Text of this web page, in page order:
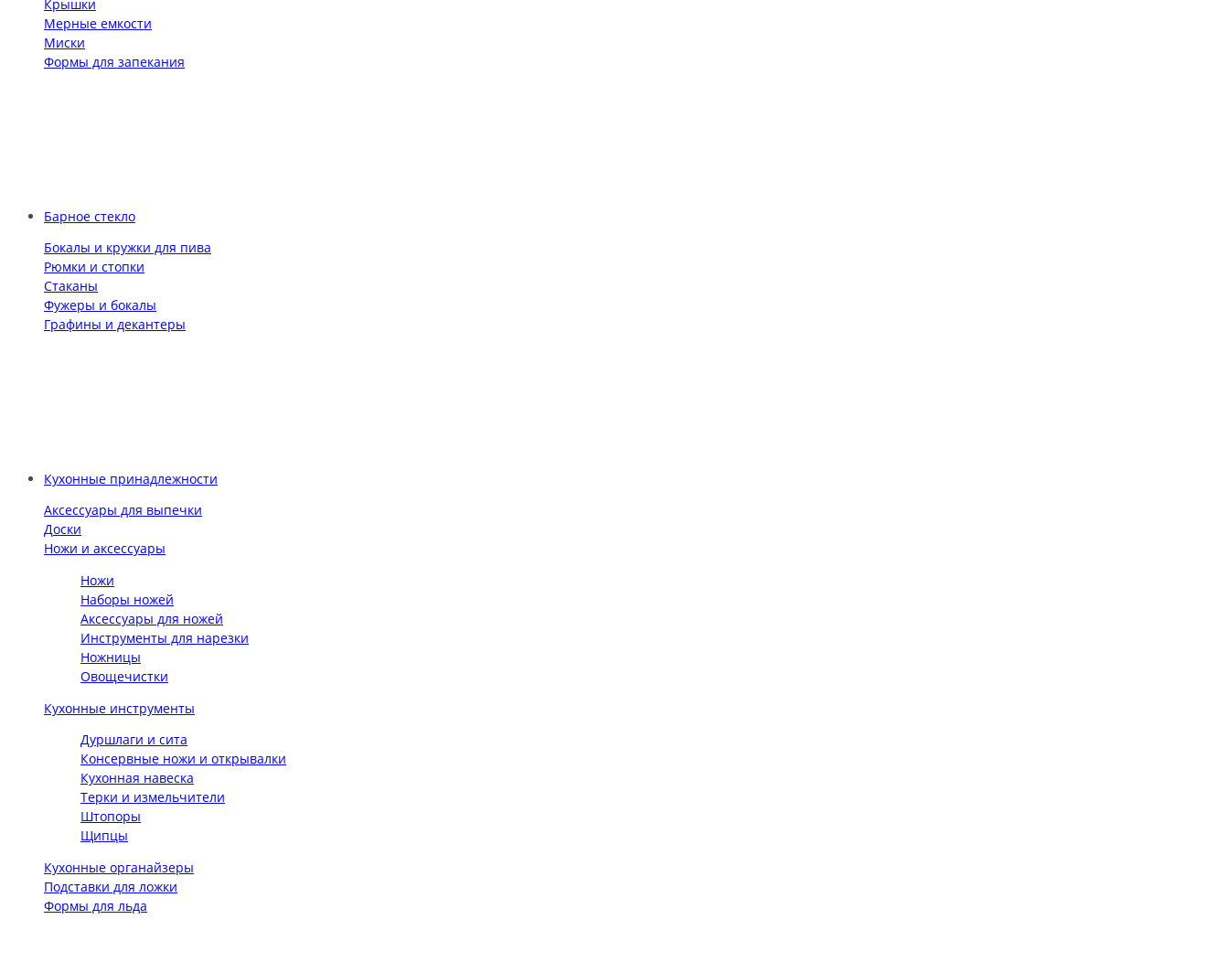
Крышки
Мерные емкости
Миски
Формы для запекания
Барное стекло
Бокалы и кружки для пива
Рюмки и стопки
Стаканы
Фужеры и бокалы
Графины и декантеры
Кухонные принадлежности
Аксессуары для выпечки
Доски
Ножи и аксессуары
Ножи
Наборы ножей
Аксессуары для ножей
Инструменты для нарезки
Ножницы
Овощечистки
Кухонные инструменты
Дуршлаги и сита
Консервные ножи и открывалки
Кухонная навеска
Терки и измельчители
Штопоры
Щипцы
Кухонные органайзеры
Подставки для ложки
Формы для льда